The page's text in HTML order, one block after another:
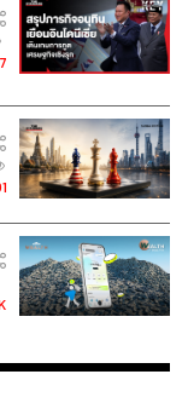
CHHIN SOTHY/AFP
Research on
ข้อเสนอแนะด้าน
ะกันสังคมของ
คืนเอกสาร ทำให้มี
สาธารณสุข บาง
ปโรงพยาบาล
ยหน้าเป็นผู้จัดทำ